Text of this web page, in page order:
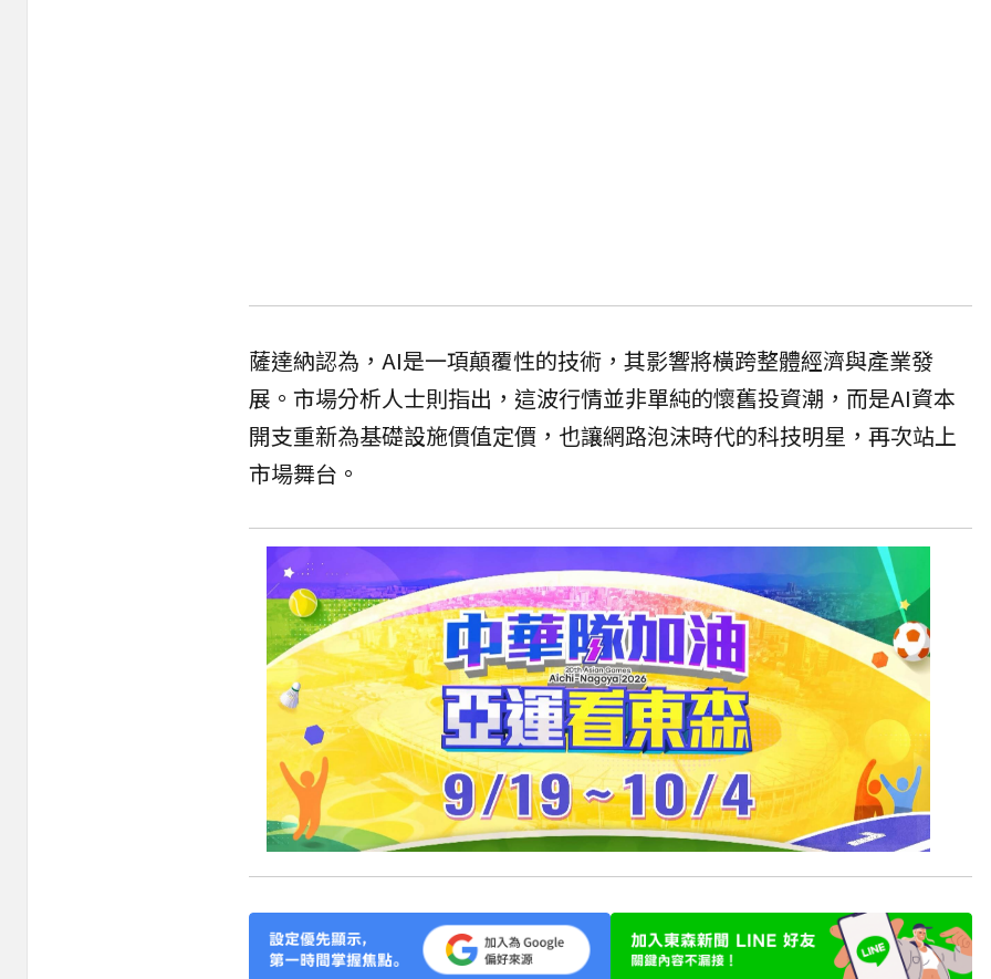
薩達納認為，AI是一項顛覆性的技術，其影響將橫跨整體經濟與產業發
展。市場分析人士則指出，這波行情並非單純的懷舊投資潮，而是AI資本
開支重新為基礎設施價值定價，也讓網路泡沫時代的科技明星，再次站上
市場舞台。